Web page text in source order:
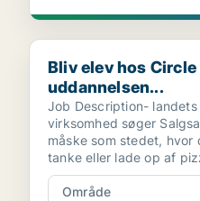
Bliv elev hos Circle K og
Bliv elev hos
uddannelsen...
Job Description-
virksomhed søger
måske som stedet,
tanke eller lade op af
Område